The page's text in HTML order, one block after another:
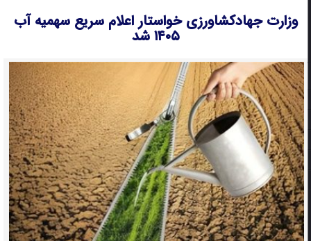
وزارت جهادکشاورزی خواستار اعلام سریع سهمیه آب
۱۴۰۵ شد